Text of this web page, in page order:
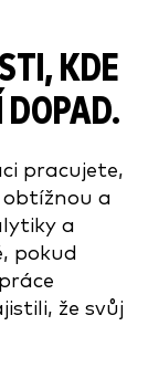
KDE
pracujete,
a
a
pokud
že svůj